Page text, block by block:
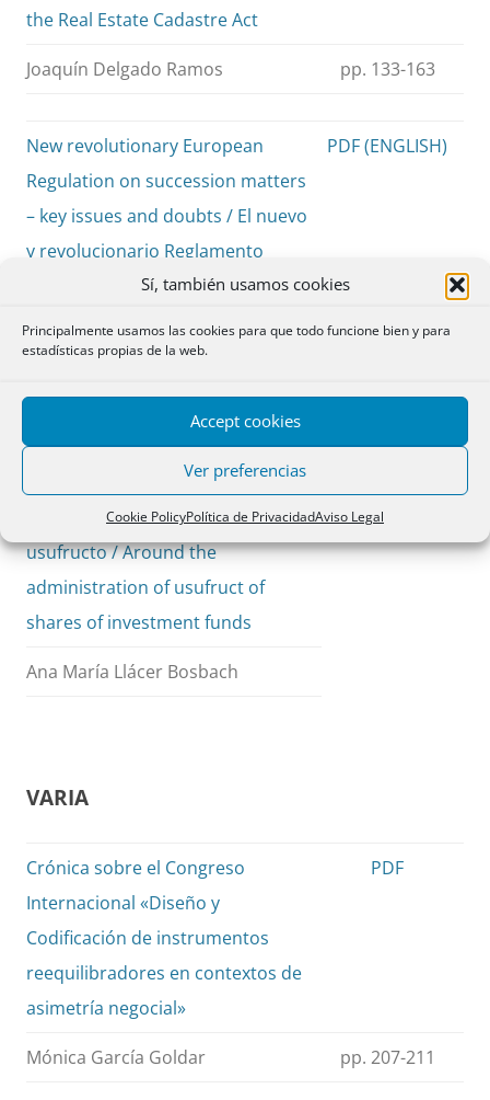
Sí, también usamos cookies
Principalmente usamos las cookies para que todo funcione bien y para
estadísticas propias de la web.
Accept cookies
Ver preferencias
Cookie PolicyPolítica de PrivacidadAviso Legal
the Real Estate Cadastre Act
Joaquín Delgado Ramos pp. 133-163
New revolutionary European
Regulation on succession matters
– key issues and doubts / El nuevo
y revolucionario Reglamento
Europeo de Sucesiones.
Cuestiones clave y dudas
PDF (ENGLISH)
Consideraciones acerca de la
administración de participaciones
de fondos de inversión en
usufructo / Around the
administration of usufruct of
shares of investment funds
PDF
Ana María Llácer Bosbach
VARIA
Crónica sobre el Congreso
Internacional «Diseño y
Codificación de instrumentos
reequilibradores en contextos de
asimetría negocial»
PDF
Mónica García Goldar pp. 207-211